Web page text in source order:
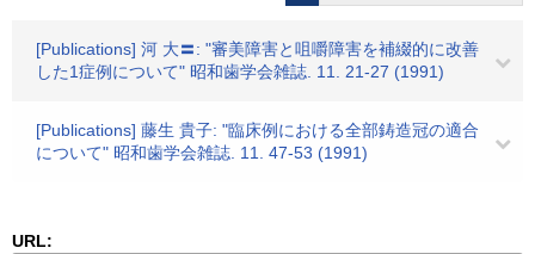
[Publications] 河 大〓: "審美障害と咀嚼障害を補綴的に改善
した1症例について" 昭和歯学会雑誌. 11. 21-27 (1991)
[Publications] 藤生 貴子: "臨床例における全部鋳造冠の適合
について" 昭和歯学会雑誌. 11. 47-53 (1991)
URL: